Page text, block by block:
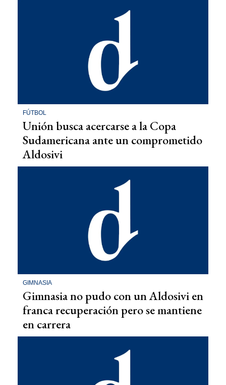
FÚTBOL
Unión busca acercarse a la Copa
Sudamericana ante un comprometido
Aldosivi
GIMNASIA
Gimnasia no pudo con un Aldosivi en
franca recuperación pero se mantiene
en carrera